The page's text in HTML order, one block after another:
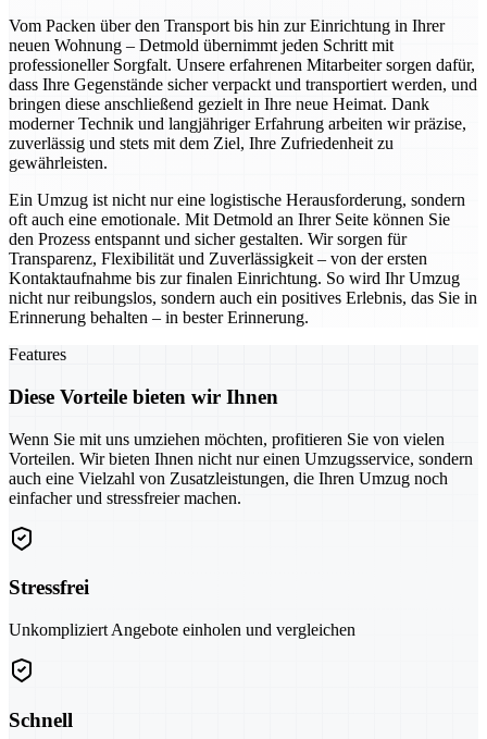
Vom Packen über den Transport bis hin zur Einrichtung in Ihrer
neuen Wohnung – Detmold übernimmt jeden Schritt mit
professioneller Sorgfalt. Unsere erfahrenen Mitarbeiter sorgen dafür,
dass Ihre Gegenstände sicher verpackt und transportiert werden, und
bringen diese anschließend gezielt in Ihre neue Heimat. Dank
moderner Technik und langjähriger Erfahrung arbeiten wir präzise,
zuverlässig und stets mit dem Ziel, Ihre Zufriedenheit zu
gewährleisten.
Ein Umzug ist nicht nur eine logistische Herausforderung, sondern
oft auch eine emotionale. Mit Detmold an Ihrer Seite können Sie
den Prozess entspannt und sicher gestalten. Wir sorgen für
Transparenz, Flexibilität und Zuverlässigkeit – von der ersten
Kontaktaufnahme bis zur finalen Einrichtung. So wird Ihr Umzug
nicht nur reibungslos, sondern auch ein positives Erlebnis, das Sie in
Erinnerung behalten – in bester Erinnerung.
Features
Diese Vorteile bieten wir Ihnen
Wenn Sie mit uns umziehen möchten, profitieren Sie von vielen
Vorteilen. Wir bieten Ihnen nicht nur einen Umzugsservice, sondern
auch eine Vielzahl von Zusatzleistungen, die Ihren Umzug noch
einfacher und stressfreier machen.
Stressfrei
Unkompliziert Angebote einholen und vergleichen
Schnell